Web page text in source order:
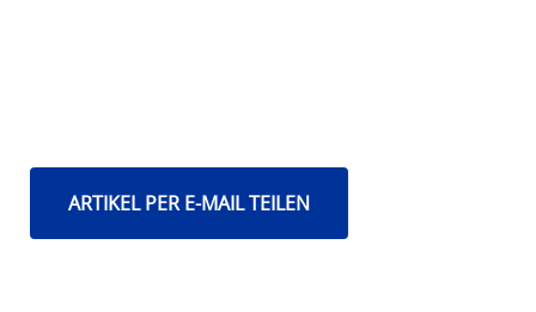
ARTIKEL PER E-MAIL TEILEN